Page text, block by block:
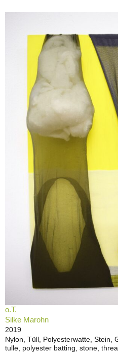
o.T.
Silke Marohn
2019
Nylon, Tüll, Polyesterwatte, Stein,
tulle, polyester batting, stone,